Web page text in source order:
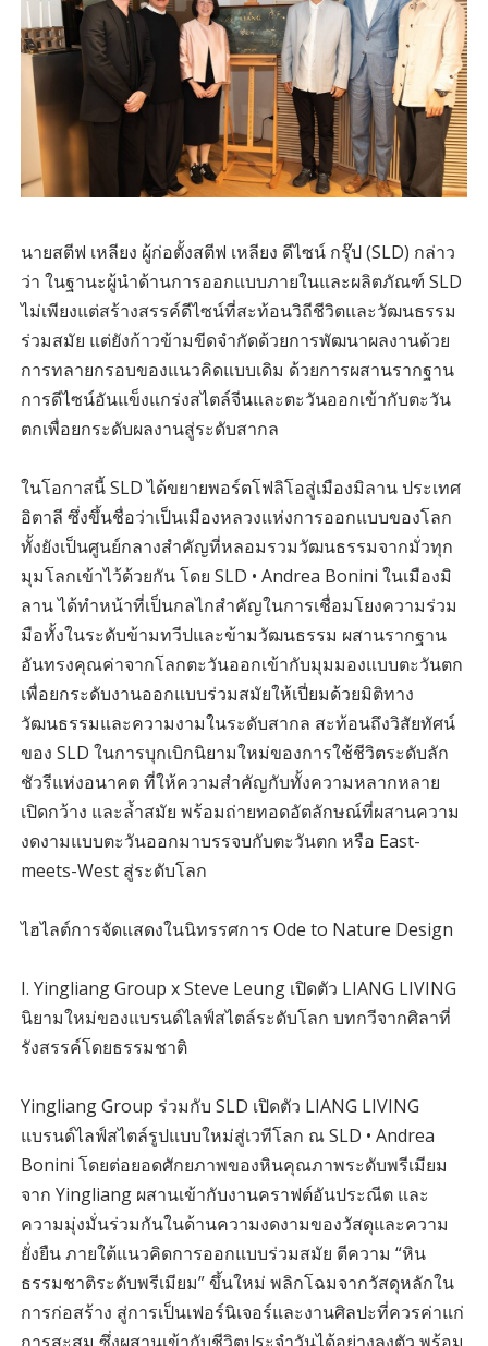
นายสตีฟ เหลียง ผู้ก่อตั้งสตีฟ เหลียง ดีไซน์ กรุ๊ป (SLD) กล่าว
ว่า ในฐานะผู้นำด้านการออกแบบภายในและผลิตภัณฑ์ SLD
ไม่เพียงแต่สร้างสรรค์ดีไซน์ที่สะท้อนวิถีชีวิตและวัฒนธรรม
ร่วมสมัย แต่ยังก้าวข้ามขีดจำกัดด้วยการพัฒนาผลงานด้วย
การทลายกรอบของแนวคิดแบบเดิม ด้วยการผสานรากฐาน
การดีไซน์อันแข็งแกร่งสไตล์จีนและตะวันออกเข้ากับตะวัน
ตกเพื่อยกระดับผลงานสู่ระดับสากล
ในโอกาสนี้ SLD ได้ขยายพอร์ตโฟลิโอสู่เมืองมิลาน ประเทศ
อิตาลี ซึ่งขึ้นชื่อว่าเป็นเมืองหลวงแห่งการออกแบบของโลก
ทั้งยังเป็นศูนย์กลางสำคัญที่หลอมรวมวัฒนธรรมจากมั่วทุก
มุมโลกเข้าไว้ด้วยกัน โดย SLD • Andrea Bonini ในเมืองมิ
ลาน ได้ทำหน้าที่เป็นกลไกสำคัญในการเชื่อมโยงความร่วม
มือทั้งในระดับข้ามทวีปและข้ามวัฒนธรรม ผสานรากฐาน
อันทรงคุณค่าจากโลกตะวันออกเข้ากับมุมมองแบบตะวันตก
เพื่อยกระดับงานออกแบบร่วมสมัยให้เปี่ยมด้วยมิติทาง
วัฒนธรรมและความงามในระดับสากล สะท้อนถึงวิสัยทัศน์
ของ SLD ในการบุกเบิกนิยามใหม่ของการใช้ชีวิตระดับลัก
ชัวรีแห่งอนาคต ที่ให้ความสำคัญกับทั้งความหลากหลาย
เปิดกว้าง และล้ำสมัย พร้อมถ่ายทอดอัตลักษณ์ที่ผสานความ
งดงามแบบตะวันออกมาบรรจบกับตะวันตก หรือ East-
meets-West สู่ระดับโลก
ไฮไลต์การจัดแสดงในนิทรรศการ Ode to Nature Design
I. Yingliang Group x Steve Leung เปิดตัว LIANG LIVING
นิยามใหม่ของแบรนด์ไลฟ์สไตล์ระดับโลก บทกวีจากศิลาที่
รังสรรค์โดยธรรมชาติ
Yingliang Group ร่วมกับ SLD เปิดตัว LIANG LIVING
แบรนด์ไลฟ์สไตล์รูปแบบใหม่สู่เวทีโลก ณ SLD • Andrea
Bonini โดยต่อยอดศักยภาพของหินคุณภาพระดับพรีเมียม
จาก Yingliang ผสานเข้ากับงานคราฟต์อันประณีต และ
ความมุ่งมั่นร่วมกันในด้านความงดงามของวัสดุและความ
ยั่งยืน ภายใต้แนวคิดการออกแบบร่วมสมัย ตีความ “หิน
ธรรมชาติระดับพรีเมียม” ขึ้นใหม่ พลิกโฉมจากวัสดุหลักใน
การก่อสร้าง สู่การเป็นเฟอร์นิเจอร์และงานศิลปะที่ควรค่าแก่